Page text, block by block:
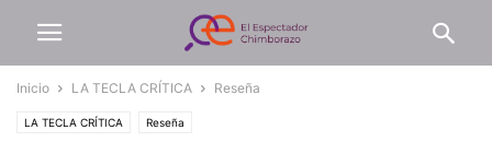
Inicio LA TECLA CRÍTICA Reseña
LA TECLA CRÍTICA Reseña